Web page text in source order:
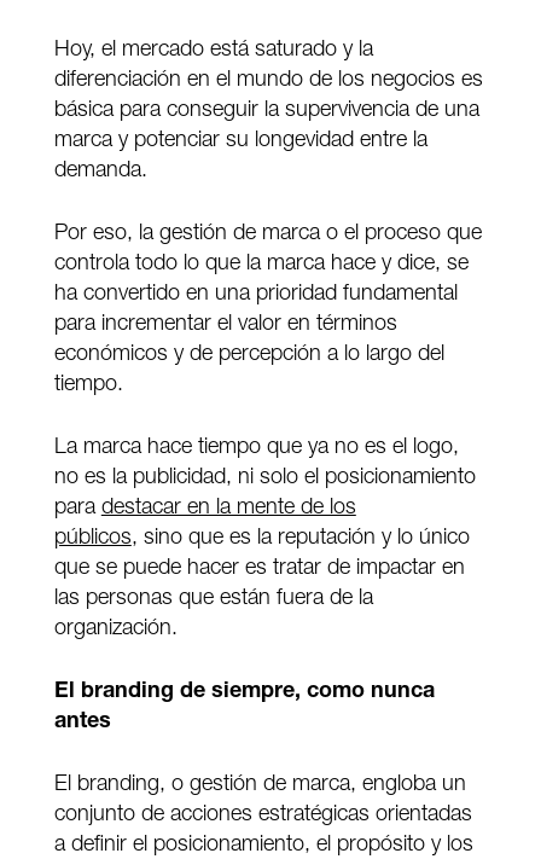
Hoy, el mercado está saturado y la
diferenciación en el mundo de los negocios es
básica para conseguir la supervivencia de una
marca y potenciar su longevidad entre la
demanda.
Por eso, la gestión de marca o el proceso que
controla todo lo que la marca hace y dice, se
ha convertido en una prioridad fundamental
para incrementar el valor en términos
económicos y de percepción a lo largo del
tiempo.
La marca hace tiempo que ya no es el logo,
no es la publicidad, ni solo el posicionamiento
para destacar en la mente de los
públicos, sino que es la reputación y lo único
que se puede hacer es tratar de impactar en
las personas que están fuera de la
organización.
El branding de siempre, como nunca
antes
El branding, o gestión de marca, engloba un
conjunto de acciones estratégicas orientadas
a definir el posicionamiento, el propósito y los